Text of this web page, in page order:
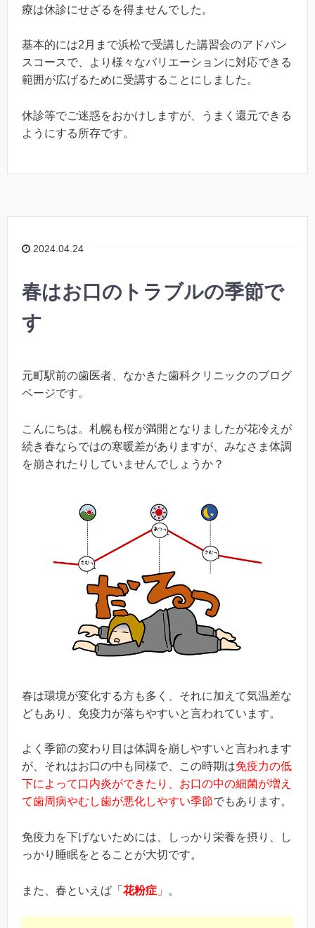
療は休診にせざるを得ませんでした。
基本的には2月まで浜松で受講した講習会のアドバン
スコースで、より様々なバリエーションに対応できる
範囲が広げるために受講することにしました。
休診等でご迷惑をおかけしますが、うまく還元できる
ようにする所存です。
2024.04.24
春はお口のトラブルの季節で
す
元町駅前の歯医者、なかきた歯科クリニックのブログ
ページです。
こんにちは。札幌も桜が満開となりましたが花冷えが
続き春ならではの寒暖差がありますが、みなさま体調
を崩されたりしていませんでしょうか？
春は環境が変化する方も多く、それに加えて気温差な
どもあり、免疫力が落ちやすいと言われています。
よく季節の変わり目は体調を崩しやすいと言われます
が、それはお口の中も同様で、この時期は免疫力の低
下によって口内炎ができたり、お口の中の細菌が増え
て歯周病やむし歯が悪化しやすい季節でもあります。
免疫力を下げないためには、しっかり栄養を摂り、し
っかり睡眠をとることが大切です。
また、春といえば「 花粉症 」 。